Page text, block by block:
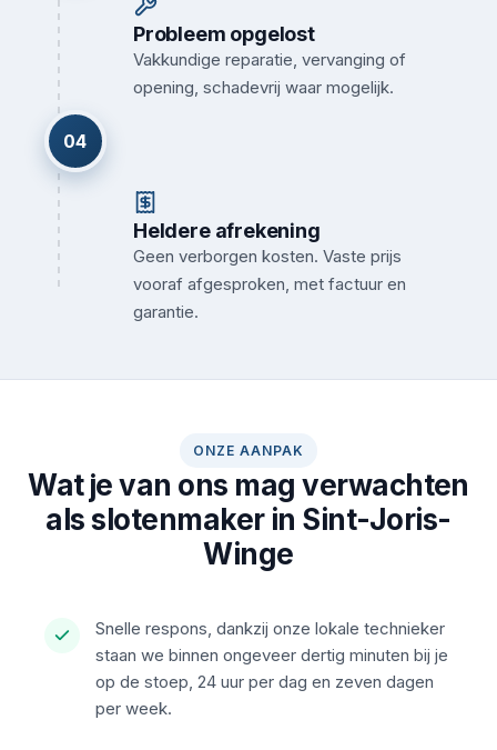
Probleem opgelost
Vakkundige reparatie, vervanging of
opening, schadevrij waar mogelijk.
04
Heldere afrekening
Geen verborgen kosten. Vaste prijs
vooraf afgesproken, met factuur en
garantie.
ONZE AANPAK
Wat je van ons mag verwachten
als slotenmaker in Sint-Joris-
Winge
Snelle respons, dankzij onze lokale technieker
staan we binnen ongeveer dertig minuten bij je
op de stoep, 24 uur per dag en zeven dagen
per week.